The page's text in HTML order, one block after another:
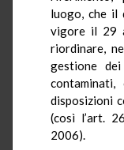
luogo, che il
vigore il 29
riordinare,
gestione
contaminati,
disposizioni
(così l’art.
2006).